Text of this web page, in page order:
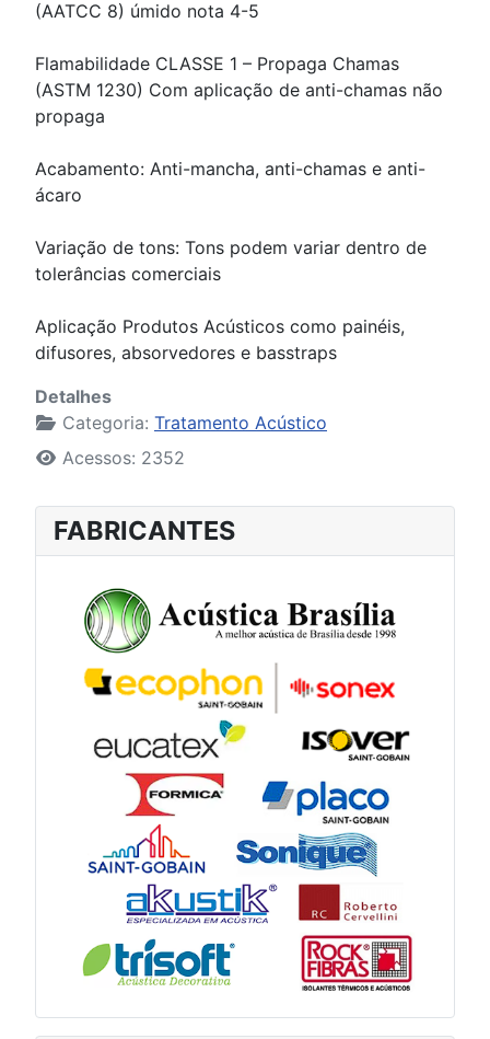
(AATCC 8) úmido nota 4-5
Flamabilidade CLASSE 1 – Propaga Chamas
(ASTM 1230) Com aplicação de anti-chamas não
propaga
Acabamento: Anti-mancha, anti-chamas e anti-
ácaro
Variação de tons: Tons podem variar dentro de
tolerâncias comerciais
Aplicação Produtos Acústicos como painéis,
difusores, absorvedores e basstraps
Detalhes
Categoria: Tratamento Acústico
Acessos: 2352
FABRICANTES